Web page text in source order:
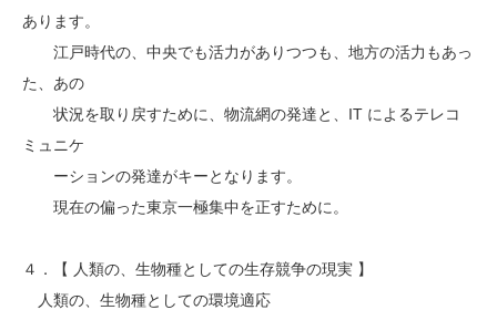
あります。
江戸時代の、中央でも活力がありつつも、地方の活力もあっ
た、あの
状況を取り戻すために、物流網の発達と、IT によるテレコ
ミュニケ
ーションの発達がキーとなります。
現在の偏った東京一極集中を正すために。
４．【 人類の、生物種としての生存競争の現実 】
人類の、生物種としての環境適応